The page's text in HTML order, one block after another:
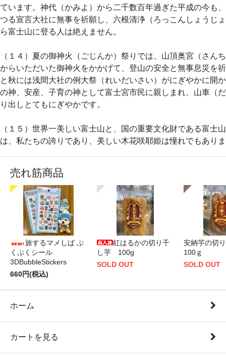
ています。神代（かみよ）から二千数百年過ぎた平成の今も
つる宣言大社に無事を祈願し、六根清浄（ろっこんしょうじ
ら富士山に登る人は絶えません。
（１４）夏の御神火（ごじんか）祭りでは、山頂奥宮（さん
からいただいた御神火をかかげて、登山の安全と無事息災を
と秋には浅間大社の例大祭（れいだいさい）がにぎやかに開
の神、安産、子育の神として富士宮市民に親しまれ、山車（
り出しとてもにぎやかです。
（１５）世界一美しい富士山と、国の重要文化財である富士
は、私たちの誇りであり、美しい木花咲耶姫は憧れでもあり
売れ筋商品
旅するマメしば ぷ
くぷくシール
3DBubbleStickers
660円(税込)
紅はるかの切り干
し芋 100g
SOLD OUT
安納芋の切
100ｇ
SOLD OUT
ホーム
カートを見る